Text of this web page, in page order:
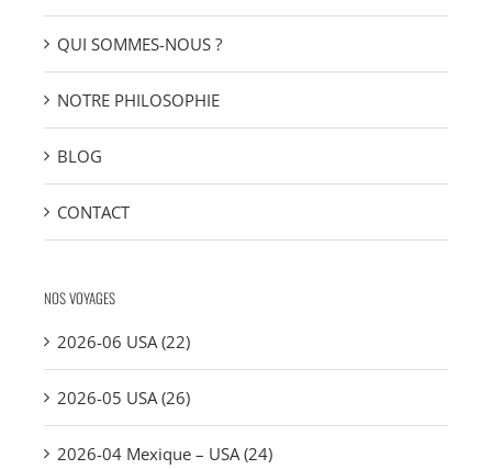
QUI SOMMES-NOUS ?
NOTRE PHILOSOPHIE
BLOG
CONTACT
NOS VOYAGES
2026-06 USA (22)
2026-05 USA (26)
2026-04 Mexique – USA (24)